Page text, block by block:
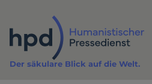
Inhalt
Der säkulare Blick auf die Welt.